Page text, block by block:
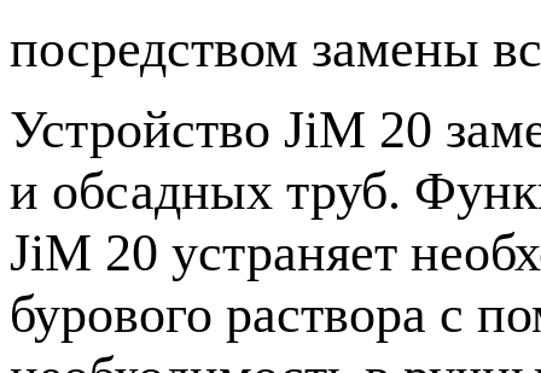
посредством замены
Устройство JiM 20
и обсадных труб.
JiM 20 устраняет
бурового раствора с